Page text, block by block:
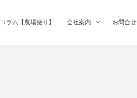
コラム【農場便り】 会社案内 お問合せ